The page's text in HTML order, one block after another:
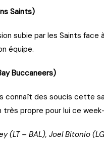
Saints)
subie par les Saints face
équipe.
Buccaneers)
connaît des soucis cette
propre pour lui ce
(LT – BAL), Joel Bitonio